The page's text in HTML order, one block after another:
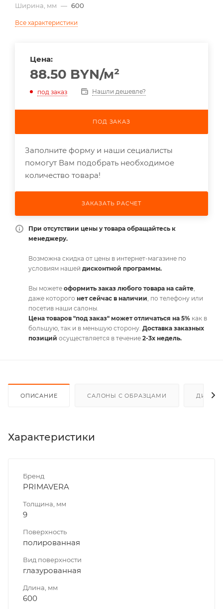
Ширина, мм — 600
Все характеристики
Цена:
88.50 BYN/м²
под заказ Нашли дешевле?
ПОД ЗАКАЗ
Заполните форму и наши сециалисты
помогут Вам подобрать необходимое
количество товара!
ЗАКАЗАТЬ РАСЧЕТ
При отсутствии цены у товара обращайтесь к
менеджеру.
Возможна скидка от цены в интернет-магазине по
условиям нашей дисконтной программы.
Вы можете оформить заказ любого товара на сайте,
даже которого нет сейчас в наличии, по телефону или
посетив наши салоны.
Цена товаров "под заказ" может отличаться на 5% как в
большую, так и в меньшую сторону. Доставка заказных
позиций осуществляется в течение 2-3х недель.
ОПИСАНИЕ САЛОНЫ С ОБРАЗЦАМИ
Характеристики
Бренд
PRIMAVERA
Толщина, мм
9
Поверхность
полированная
Вид поверхности
глазурованная
Длина, мм
600